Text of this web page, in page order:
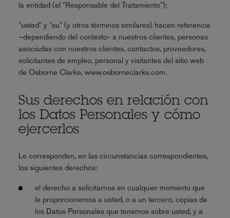
la entidad (el "Responsable del Tratamiento");
"usted" y "su" (y otros términos similares) hacen referencia
–dependiendo del contexto- a nuestros clientes, personas
asociadas con nuestros clientes, contactos, proveedores,
solicitantes de empleo, personal y visitantes del sitio web
de Osborne Clarke, www.osborneclarke.com.
Sus derechos en relación con
los Datos Personales y cómo
ejercerlos
Le corresponden, en las circunstancias correspondientes,
los siguientes derechos:
el derecho a solicitarnos en cualquier momento que
le proporcionemos a usted, o a un tercero, copias de
los Datos Personales que tenemos sobre usted, y a